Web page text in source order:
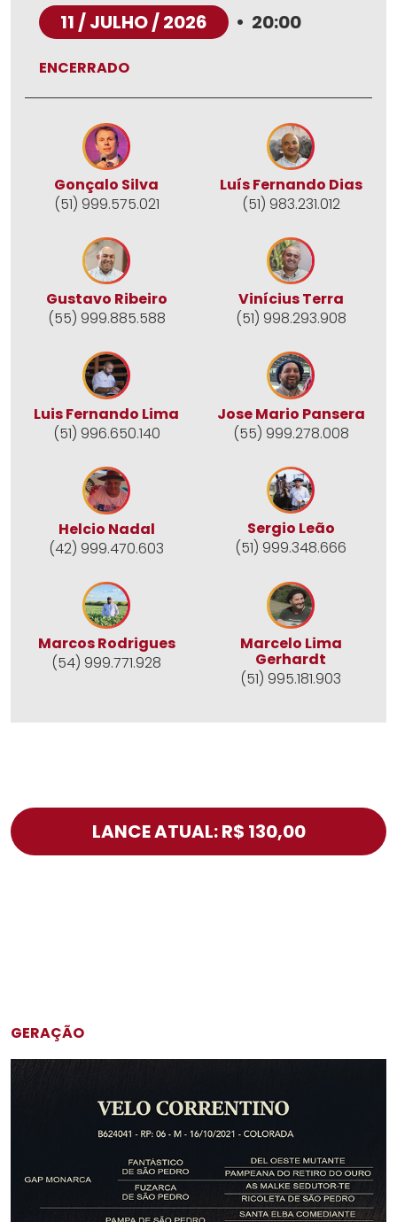
11 / JULHO / 2026 • 20:00
ENCERRADO
Gonçalo Silva
(51) 999.575.021
Luís Fernando Dias
(51) 983.231.012
Gustavo Ribeiro
(55) 999.885.588
Vinícius Terra
(51) 998.293.908
Luis Fernando Lima
(51) 996.650.140
Jose Mario Pansera
(55) 999.278.008
Helcio Nadal
(42) 999.470.603
Sergio Leão
(51) 999.348.666
Marcos Rodrigues
(54) 999.771.928
Marcelo Lima
Gerhardt
(51) 995.181.903
LANCE ATUAL: R$ 130,00
GERAÇÃO